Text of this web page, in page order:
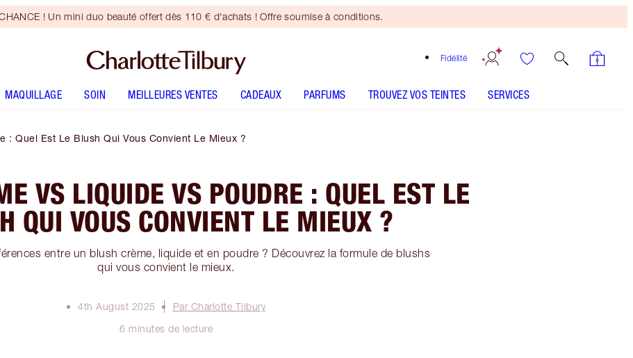
CHANCE ! Un mini duo beauté offert dès 110 € d'achats ! Offre soumise à conditions.
Fidélité
MAQUILLAGE SOIN MEILLEURES VENTES CADEAUX PARFUMS TROUVEZ VOS TEINTES SERVICES
: Quel Est Le Blush Qui Vous Convient Le Mieux ?
VS LIQUIDE VS POUDRE : QUEL EST LE
QUI VOUS CONVIENT LE MIEUX ?
entre un blush crème, liquide et en poudre ? Découvrez la formule de blushs
qui vous convient le mieux.
4th August 2025
Par Charlotte Tilbury
6 minutes de lecture